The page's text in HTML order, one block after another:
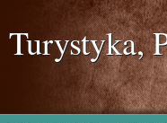
Turystyka,